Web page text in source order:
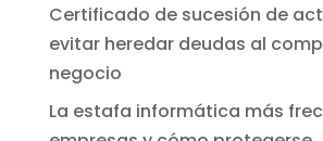
Certificado de sucesión de
evitar heredar deudas al
negocio
La estafa informática más